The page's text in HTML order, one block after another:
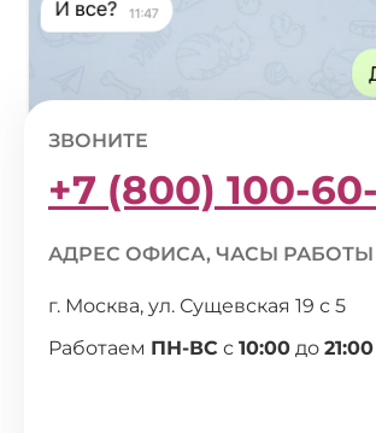
ЗВОНИТЕ
+7 (800) 100-
АДРЕС ОФИСА, ЧАСЫ РАБОТЫ
г. Москва, ул. Сущевская 19 с 5
Работаем ПН-ВС с 10:00 до 21:00